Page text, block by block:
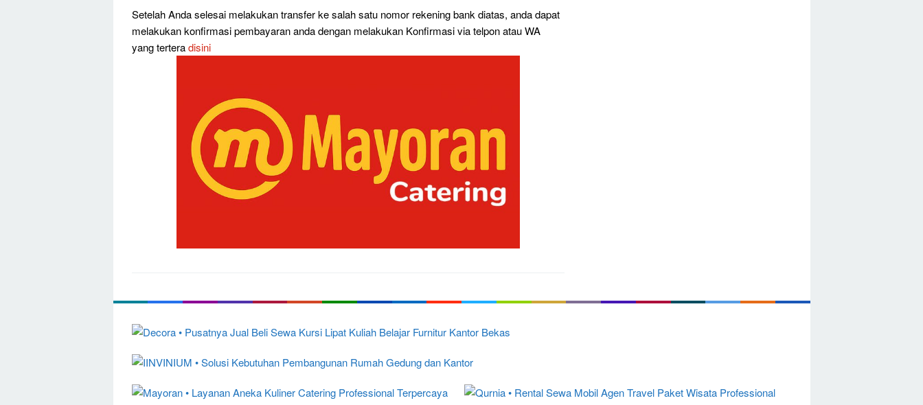
Setelah Anda selesai melakukan transfer ke salah satu nomor rekening bank diatas, anda dapat
melakukan konfirmasi pembayaran anda dengan melakukan Konfirmasi via telpon atau WA
yang terteradisini